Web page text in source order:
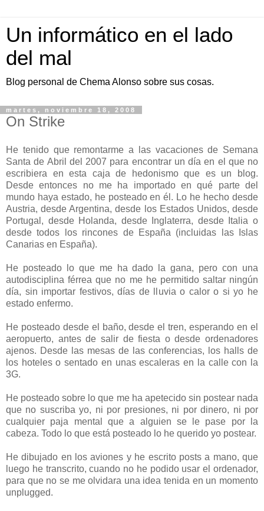
Un informático en el lado
del mal
Blog personal de Chema Alonso sobre sus cosas.
martes, noviembre 18, 2008
On Strike
He tenido que remontarme a las vacaciones de Semana
Santa de Abril del 2007 para encontrar un día en el que no
escribiera en esta caja de hedonismo que es un blog.
Desde entonces no me ha importado en qué parte del
mundo haya estado, he posteado en él. Lo he hecho desde
Austria, desde Argentina, desde los Estados Unidos, desde
Portugal, desde Holanda, desde Inglaterra, desde Italia o
desde todos los rincones de España (incluidas las Islas
Canarias en España).
He posteado lo que me ha dado la gana, pero con una
autodisciplina férrea que no me he permitido saltar ningún
día, sin importar festivos, días de lluvia o calor o si yo he
estado enfermo.
He posteado desde el baño, desde el tren, esperando en el
aeropuerto, antes de salir de fiesta o desde ordenadores
ajenos. Desde las mesas de las conferencias, los halls de
los hoteles o sentado en unas escaleras en la calle con la
3G.
He posteado sobre lo que me ha apetecido sin postear nada
que no suscriba yo, ni por presiones, ni por dinero, ni por
cualquier paja mental que a alguien se le pase por la
cabeza. Todo lo que está posteado lo he querido yo postear.
He dibujado en los aviones y he escrito posts a mano, que
luego he transcrito, cuando no he podido usar el ordenador,
para que no se me olvidara una idea tenida en un momento
unplugged.